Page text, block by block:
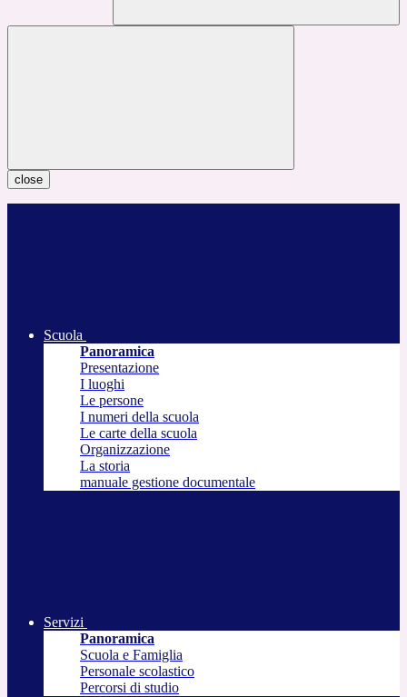
close
Scuola
Panoramica
Presentazione
I luoghi
Le persone
I numeri della scuola
Le carte della scuola
Organizzazione
La storia
manuale gestione documentale
Servizi
Panoramica
Scuola e Famiglia
Personale scolastico
Percorsi di studio